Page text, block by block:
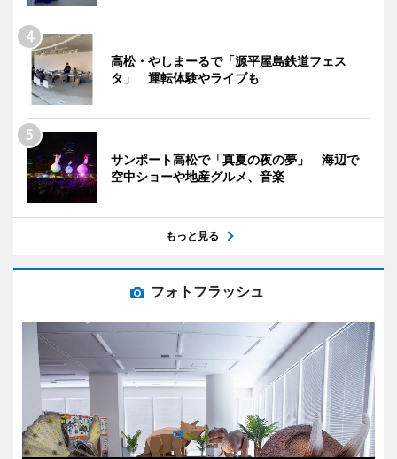
高松・やしまーるで「源平屋島鉄道フェス
タ」 運転体験やライブも
サンポート高松で「真夏の夜の夢」 海辺で
空中ショーや地産グルメ、音楽
もっと見る
フォトフラッシュ